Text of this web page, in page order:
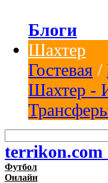
Блоги
Шахтер
Гостевая /
Шахтер -
Футбол
Онлайн